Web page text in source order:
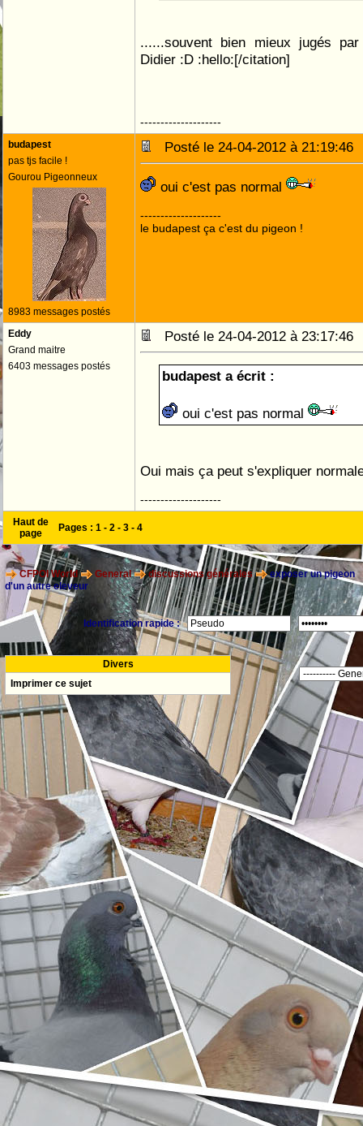
......souvent bien mieux jugés
Didier :D :hello:[/citation]
--------------------
budapest
pas tjs facile !
Gourou Pigeonneux
8983 messages postés
Posté le 24-04-2012 à
oui c'est pas normal
--------------------
le budapest ça c'est du pigeon !
Eddy
Grand maitre
6403 messages postés
Posté le 24-04-2012 à
budapest a écrit :
oui c'est pas normal
Oui mais ça peut s'expliquer
--------------------
Haut de
page
Pages : 1 - 2 - 3 - 4
CFPOI World General discussions générales
exposer un pigeon
d'un autre eleveur
Identification rapide :
Divers
Imprimer ce sujet